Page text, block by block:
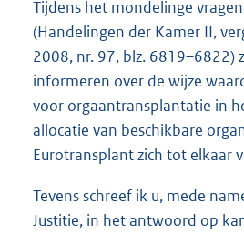
Tijdens het mondelinge
(Handelingen der Kamer II,
2008, nr. 97, blz. 6819–6822)
informeren over de wijze
voor orgaantransplantatie in
allocatie van beschikbare
Eurotransplant zich tot elkaar
Tevens schreef ik u, mede
Justitie, in het antwoord op